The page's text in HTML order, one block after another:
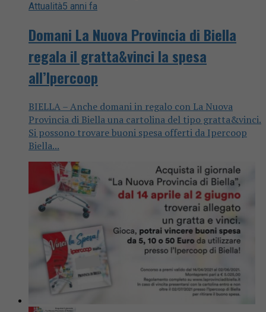
Attualità5 anni fa
Domani La Nuova Provincia di Biella
regala il gratta&vinci la spesa
all’Ipercoop
BIELLA – Anche domani in regalo con La Nuova
Provincia di Biella una cartolina del tipo gratta&vinci.
Si possono trovare buoni spesa offerti da Ipercoop
Biella...